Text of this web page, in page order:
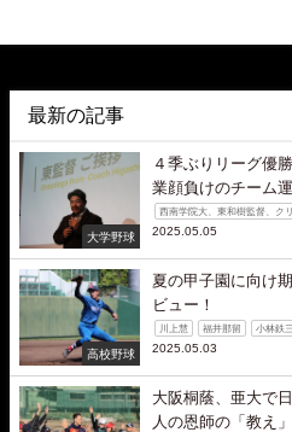
最新の記事
大学野球
４季ぶりリーグ優
業顔負けのチーム運
西南学院大、東和樹監督、ク
2025.05.05
高校野球
夏の甲子園に向け
ビュー！
川上慧 福井那留 小林鉄
2025.05.03
大阪桐蔭、亜大で
人の恩師の「教え」